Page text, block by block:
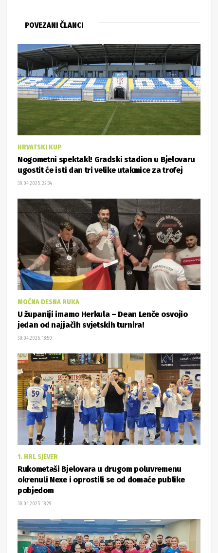
POVEZANI ČLANCI
HRVATSKI KUP
Nogometni spektakl! Gradski stadion u Bjelovaru
ugostit će isti dan tri velike utakmice za trofej
30.04.2025. 22:34
MOĆNA DESNA RUKA
U županiji imamo Herkula – Dean Lenče osvojio
jedan od najjačih svjetskih turnira!
30.04.2025. 18:50
1. HRL SJEVER
Rukometaši Bjelovara u drugom poluvremenu
okrenuli Nexe i oprostili se od domaće publike
pobjedom
30.04.2025. 18:29